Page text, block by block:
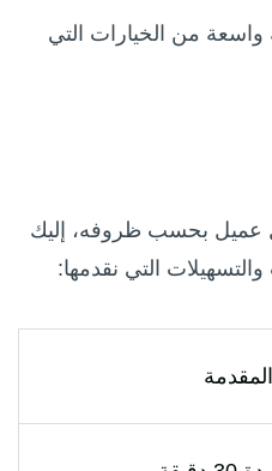
من الخيارات التي
عميل بحسب ظروفه، إليك
التي نقدمها: